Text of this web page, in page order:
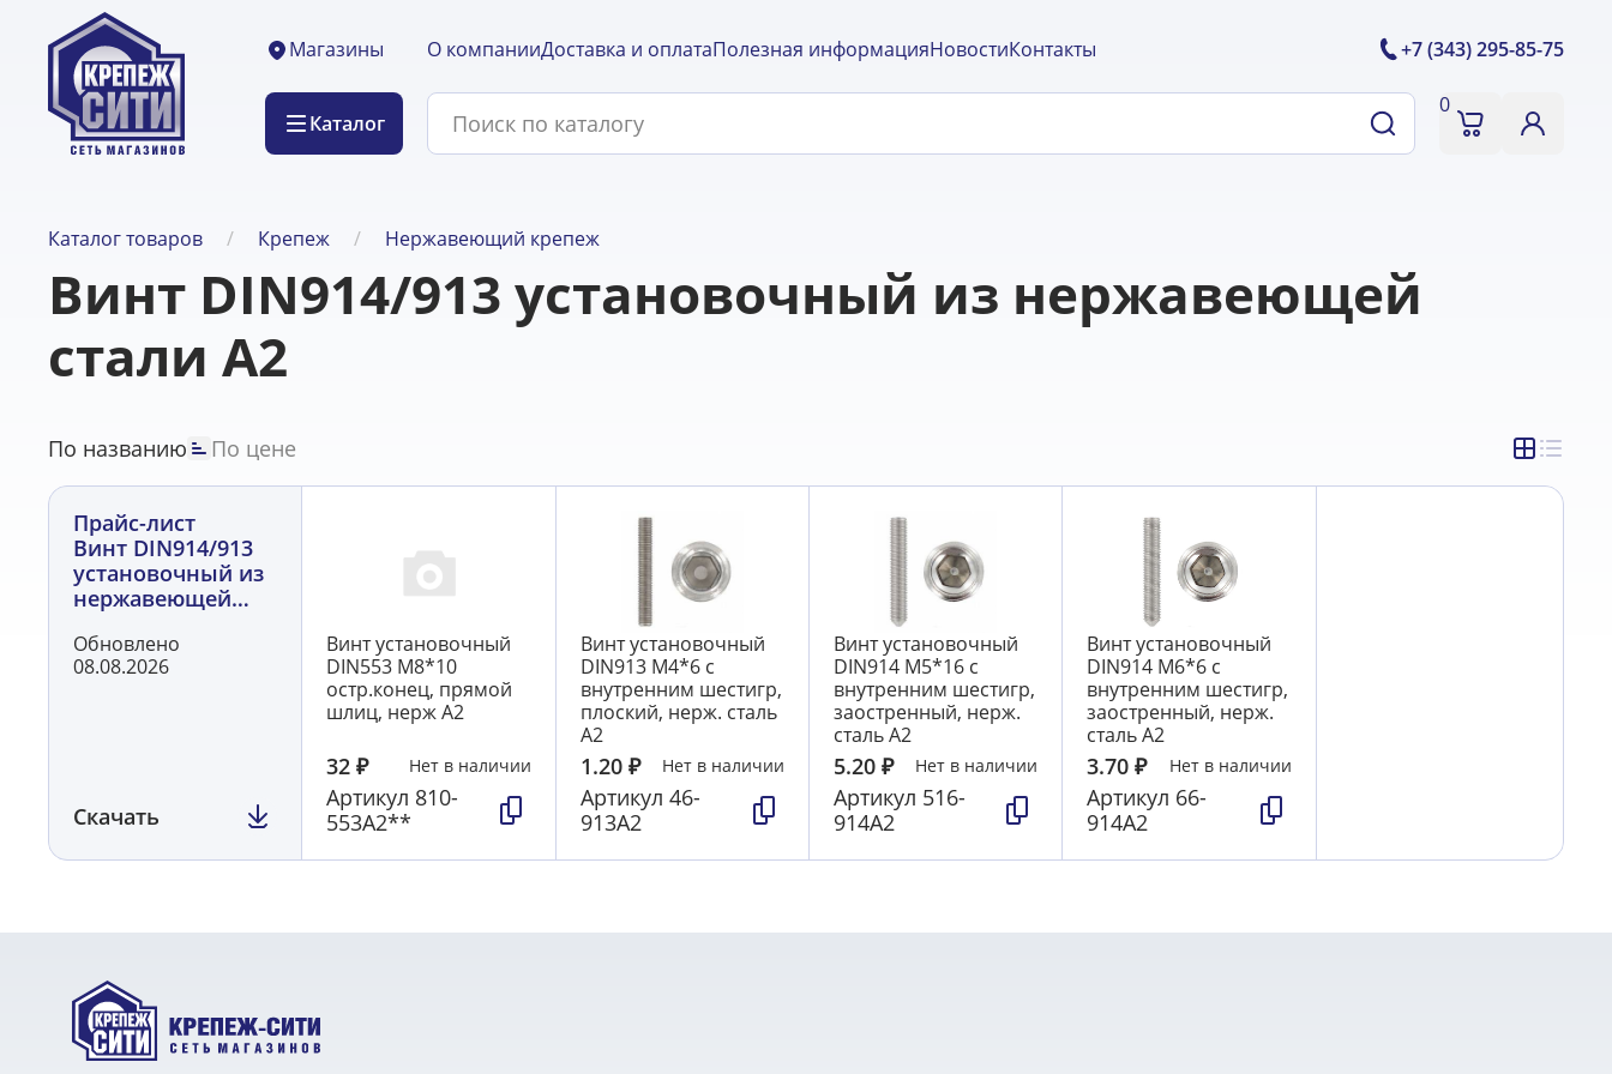
Магазины
Каталог
О компанииДоставка и оплатаПолезная информацияНовостиКонтакты +7 (343) 295-85-75
0
Каталог товаров Крепеж Нержавеющий крепеж
Винт DIN914/913 установочный из нержавеющей
стали А2
По названию По цене
Прайс-лист
Винт DIN914/913
установочный из
нержавеющей
Обновлено
08.08.2026
Скачать
Винт установочный
DIN553 М8*10
остр.конец, прямой
шлиц, нерж А2
32₽ Нет в наличии
Артикул 810-
553А2**
Винт установочный
DIN913 М4*6 с
внутренним шестигр,
плоский, нерж. сталь
А2
1.20 ₽ Нет в наличии
Артикул 46-
913А2
Винт установочный
DIN914 М5*16 с
внутренним шестигр,
заостренный, нерж.
сталь А2
5.20 ₽ Нет в наличии
Артикул 516-
914А2
Винт установочный
DIN914 М6*6 с
внутренним шестигр,
заостренный, нерж.
сталь А2
3.70₽ Нет в наличии
Артикул 66-
914А2